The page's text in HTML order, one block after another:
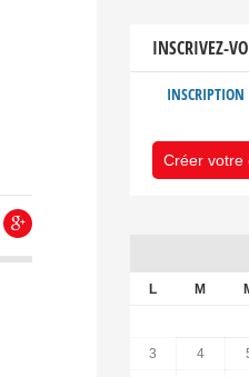
INSCRIVEZ-
INSCRIPTION
Créer votre
L M
3 4